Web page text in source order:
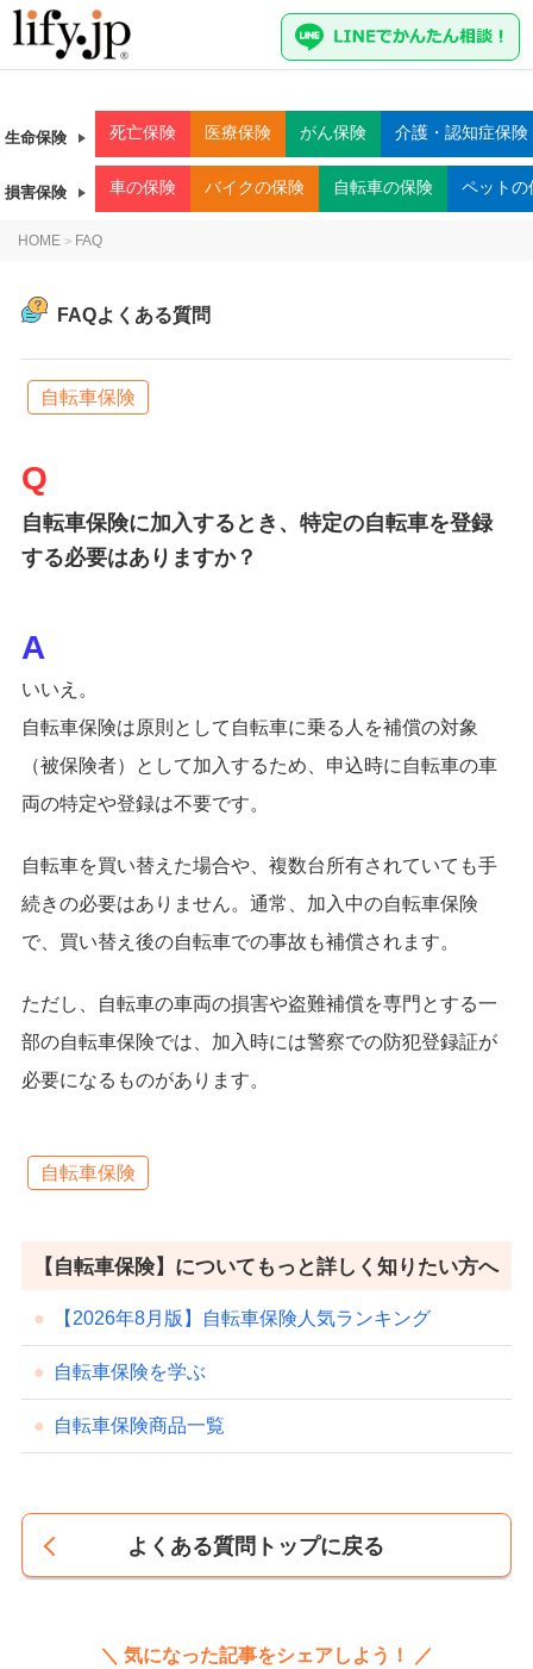
生命保険 死亡保険 医療保険 がん保険 介護・認知症保険
損害保険 車の保険 バイクの保険 自転車の保険 ペットの
HOME > FAQ
FAQよくある質問
自転車保険
自転車保険に加入するとき、特定の自転車を登録
する必要はありますか？
いいえ。
自転車保険は原則として自転車に乗る人を補償の対象
（被保険者）として加入するため、申込時に自転車の車
両の特定や登録は不要です。
自転車を買い替えた場合や、複数台所有されていても手
続きの必要はありません。通常、加入中の自転車保険
で、買い替え後の自転車での事故も補償されます。
ただし、自転車の車両の損害や盗難補償を専門とする一
部の自転車保険では、加入時には警察での防犯登録証が
必要になるものがあります。
自転車保険
【自転車保険】についてもっと詳しく知りたい方へ
【2026年8月版】自転車保険人気ランキング
自転車保険を学ぶ
自転車保険商品一覧
よくある質問トップに戻る
気になった記事をシェアしよう！